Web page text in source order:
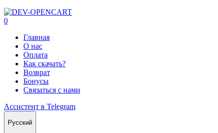
0
Главная
О нас
Оплата
Как скачать?
Возврат
Бонусы
Связаться с нами
Ассистент в Telegram
Русский